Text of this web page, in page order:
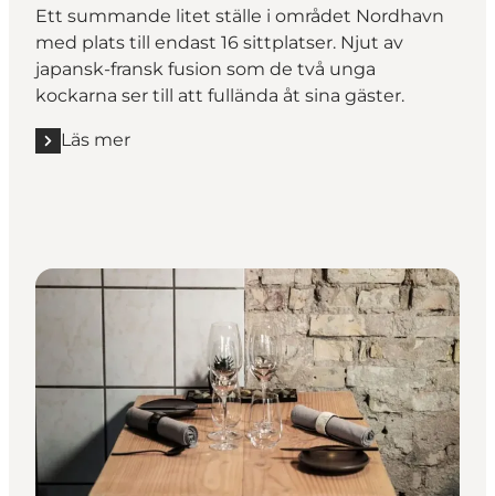
Ett summande litet ställe i området Nordhavn
med plats till endast 16 sittplatser. Njut av
japansk-fransk fusion som de två unga
kockarna ser till att fullända åt sina gäster.
Läs mer
Läs mer "Akmē *"